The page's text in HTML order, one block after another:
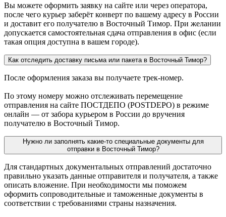
Вы можете оформить заявку на сайте или через оператора,
после чего курьер заберёт конверт по вашему адресу в России
и доставит его получателю в Восточный Тимор. При желании
допускается самостоятельная сдача отправления в офис (если
такая опция доступна в вашем городе).
Как отследить доставку письма или пакета в Восточный Тимор?
После оформления заказа вы получаете трек-номер.
По этому номеру можно отслеживать перемещение
отправления на сайте ПОСТДЕПО (POSTDEPO) в режиме
онлайн — от забора курьером в России до вручения
получателю в Восточный Тимор.
Нужно ли заполнять какие-то специальные документы для
отправки в Восточный Тимор?
Для стандартных документальных отправлений достаточно
правильно указать данные отправителя и получателя, а также
описать вложение. При необходимости мы поможем
оформить сопроводительные и таможенные документы в
соответствии с требованиями страны назначения.